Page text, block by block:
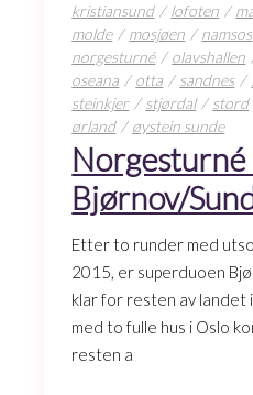
kristiansund
lofoten
molde
mosjøen namsos
norgesturné
olavshallen
oseana
otta sandnes
steinkjer
stjørdal stord
ørland
øystein sunde
Norgesturné
Bjørnov/
Etter to runder med
2015, er superduoen
klar for resten av
med to fulle hus i Oslo
resten a